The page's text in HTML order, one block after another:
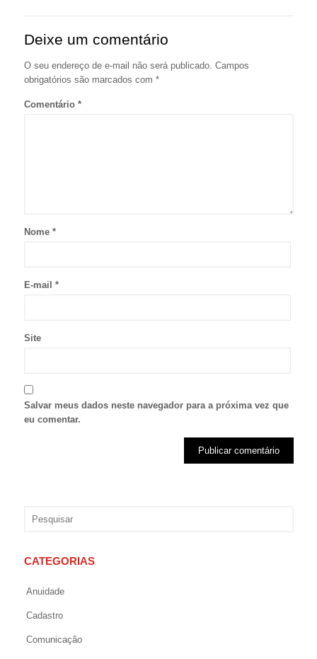
Deixe um comentário
O seu endereço de e-mail não será publicado. Campos
obrigatórios são marcados com *
Comentário *
Nome *
E-mail *
Site
Salvar meus dados neste navegador para a próxima vez que
eu comentar.
CATEGORIAS
Anuidade
Cadastro
Comunicação